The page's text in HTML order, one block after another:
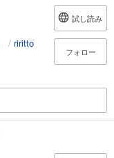
/ riritto
試し読み
フォロー